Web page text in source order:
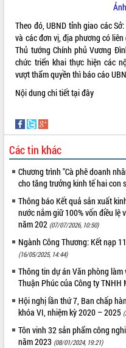
Lễ truy tặng danh hiệu “Bà Mẹ Việt
Nam Anh hùng” và trao Huân chương
Lao động
UBND tỉnh Đắk Lắk triển khai nhiệm
vụ 6 tháng cuối năm 2026
Kỳ họp thứ Hai, Hội đồng nhân dân
tỉnh khóa XI quyết nghị nhiều nội dung
Bí thư Tỉnh ủy Lương Nguyễn Minh
cách mạng
Rà soát, hoàn thiện hệ thống thiết chế
văn hóa, thể thao đáp ứng yêu cầu
Thường trực HĐND tỉnh Đắk Lắk gặp
mặt Đoàn chuyên gia y tế TP. Hồ Chí
Lễ truy điệu và an táng hài cốt liệt sĩ
tại Nghĩa trang Liệt sĩ xã Sơn Hòa
Bàn giải pháp tháo gỡ khó khăn trong
xuất khẩu sầu riêng và triển khai quy
định EUDR
Thứ trưởng Bộ Nông nghiệp và Môi
trường Nguyễn Hoàng Hiệp khảo sát
vùng trồng và doanh nghiệp đóng gói
ALBUM ẢNH
LIÊN KẾT WEB
THỐNG KÊ TRUY CẬP
Hôm nay:
16380
Tất cả: 66029120
Theo đó, UBND tỉnh giao các
và các đơn vị, địa phương có
Thủ tướng Chính phủ Vương
chức triển khai thực hiện các
vượt thẩm quyền thì báo cáo
Nội dung chi tiếttại đây
Các tin khác
Chương trình "Cà phê doanh
cho tăng trưởng kinh tế hai con
Thông báo Kết quả sản xuất
nước nắm giữ 100% vốn điều lệ
năm 202 (07/07/2026, 10:50)
Ngành Công Thương: Kết nạp
(16/05/2025, 14:44)
Thông tin dự án Văn phòng
Thuận Phúc của Công ty TNHH
Hội nghị lần thứ 7, Ban chấp
khóa VI, nhiệm kỳ 2020 – 2025
Tôn vinh 32 sản phẩm công
năm 2023 (08/01/2024, 19:21)